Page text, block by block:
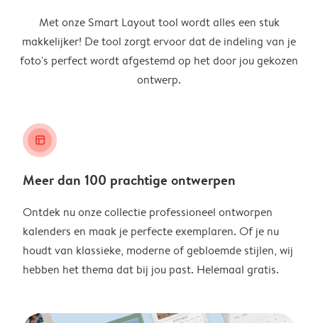
Met onze Smart Layout tool wordt alles een stuk
makkelijker! De tool zorgt ervoor dat de indeling van je
foto's perfect wordt afgestemd op het door jou gekozen
ontwerp.
layout_alt
Meer dan 100 prachtige ontwerpen
Ontdek nu onze collectie professioneel ontworpen
kalenders en maak je perfecte exemplaren. Of je nu
houdt van klassieke, moderne of gebloemde stijlen, wij
hebben het thema dat bij jou past. Helemaal gratis.